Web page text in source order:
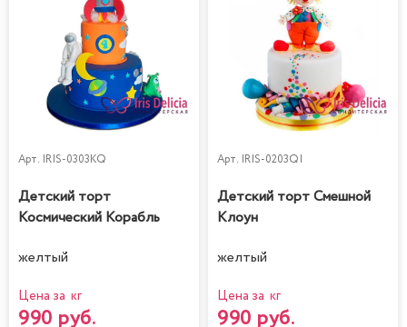
Арт. IRIS-0303KQ
Детский торт
Космический Корабль
желтый
Цена за кг
990 руб.
Арт. IRIS-0203QI
Детский торт Смешной
Клоун
желтый
Цена за кг
990 руб.